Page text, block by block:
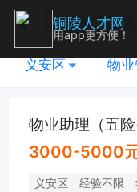
义安区 物
物业助理（五险
3000-5000
义安区 经验不限
铜陵人才网
用app更方便！